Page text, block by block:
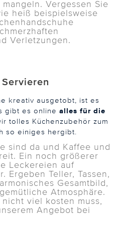
Vergessen Sie
heiß beispielsweise
Verletzungen.
kreativ ausgetobt, ist es
gibt es online alles für die
tolles Küchenzubehör zum
so einiges hergibt.
sind da und Kaffee und
Ein noch größerer
Leckereien auf
Ergeben Teller, Tassen,
Gesamtbild,
Atmosphäre.
viel kosten muss,
Angebot bei